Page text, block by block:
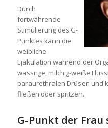
Durch
fortwährende
Stimulierung des G-
Punktes kann die
weibliche
Ejakulation während der
wässrige, milchig-weiße
paraurethralen Drüsen und
fließen oder spritzen.
G-Punkt der